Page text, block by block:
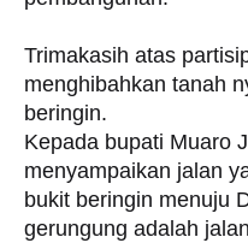
Trimakasih atas
menghibahkan tanah
beringin.
Kepada bupati Muaro
menyampaikan jalan
bukit beringin menuju
gerungung adalah